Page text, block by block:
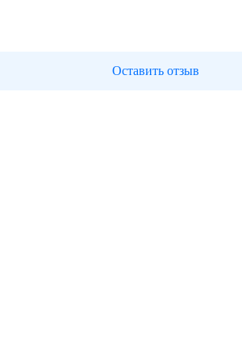
Оставить отзыв